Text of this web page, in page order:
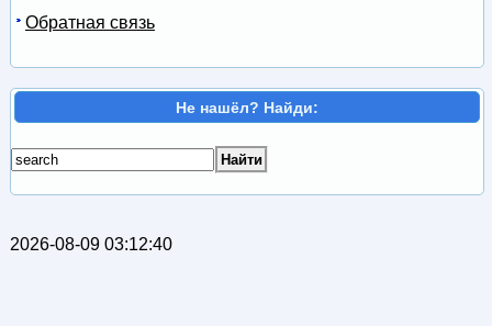
Обратная связь
Не нашёл? Найди:
2026-08-09 03:12:40